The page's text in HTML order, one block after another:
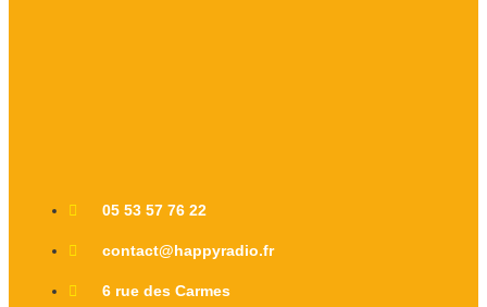
05 53 57 76 22
contact@happyradio.fr
6 rue des Carmes